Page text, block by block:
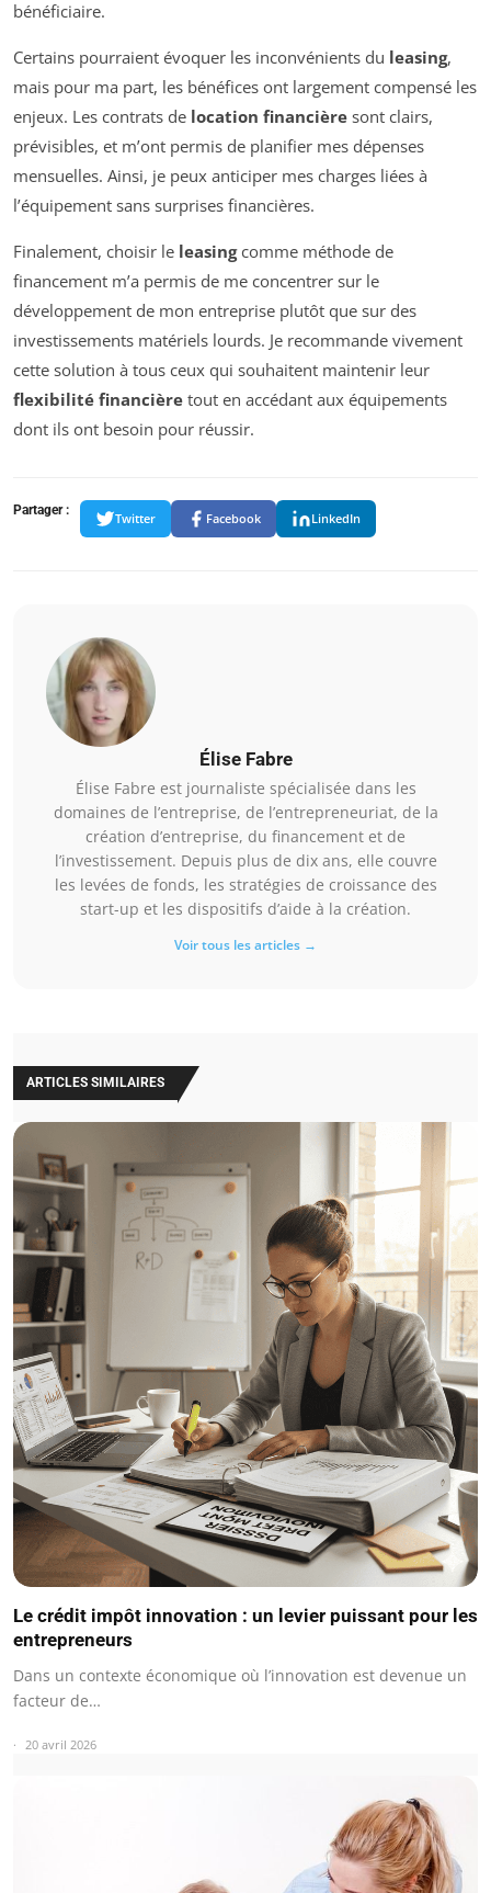
bénéficiaire.
Certains pourraient évoquer les inconvénients du leasing,
mais pour ma part, les bénéfices ont largement compensé les
enjeux. Les contrats de location financière sont clairs,
prévisibles, et m’ont permis de planifier mes dépenses
mensuelles. Ainsi, je peux anticiper mes charges liées à
l’équipement sans surprises financières.
Finalement, choisir le leasingcomme méthode de
financement m’a permis de me concentrer sur le
développement de mon entreprise plutôt que sur des
investissements matériels lourds. Je recommande vivement
cette solution à tous ceux qui souhaitent maintenir leur
flexibilité financière tout en accédant aux équipements
dont ils ont besoin pour réussir.
Partager :
Twitter Facebook LinkedIn
Élise Fabre
Élise Fabre est journaliste spécialisée dans les
domaines de l’entreprise, de l’entrepreneuriat, de la
création d’entreprise, du financement et de
l’investissement. Depuis plus de dix ans, elle couvre
les levées de fonds, les stratégies de croissance des
start-up et les dispositifs d’aide à la création.
Voir tous les articles →
ARTICLES SIMILAIRES
Le crédit impôt innovation : un levier puissant pour les
entrepreneurs
Dans un contexte économique où l’innovation est devenue un
facteur de…
20 avril 2026